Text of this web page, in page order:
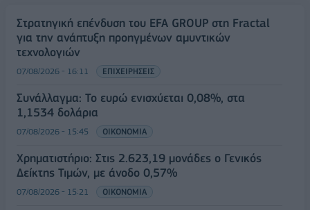
Στρατηγική επένδυση του EFA GROUP στη Fractal
για την ανάπτυξη προηγμένων αμυντικών
τεχνολογιών
07/08/2026 - 16:11 ΕΠΙΧΕΙΡΗΣΕΙΣ
Συνάλλαγμα: Το ευρώ ενισχύεται 0,08%, στα
1,1534 δολάρια
07/08/2026 - 15:45 ΟΙΚΟΝΟΜΙΑ
Χρηματιστήριο: Στις 2.623,19 μονάδες ο Γενικός
Δείκτης Τιμών, με άνοδο 0,57%
07/08/2026 - 15:21 ΟΙΚΟΝΟΜΙΑ